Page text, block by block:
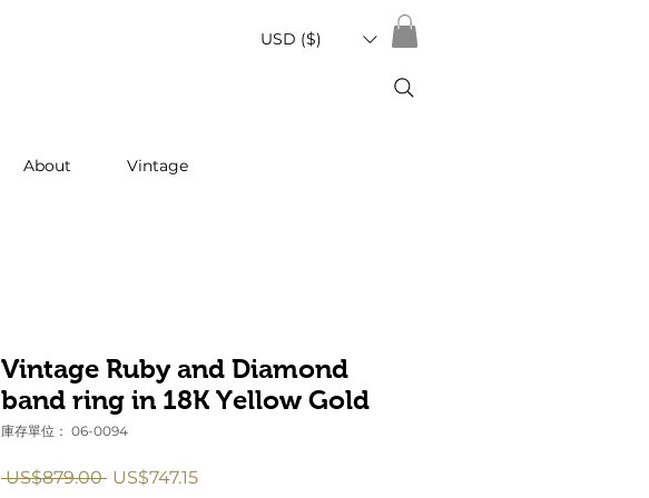
USD ($)
About Vintage
Vintage Ruby and Diamond
band ring in 18K Yellow Gold
庫存單位： 06-0094
US$879.00 一US$747.15促